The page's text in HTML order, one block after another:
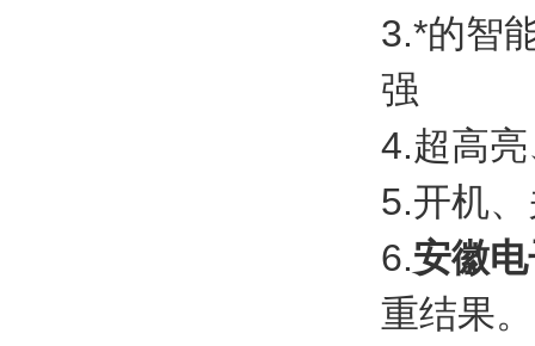
3.*的智
强
4.超高
5.开机
6.安徽
重结果。